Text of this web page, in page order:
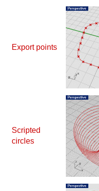
Export points
Scripted
circles